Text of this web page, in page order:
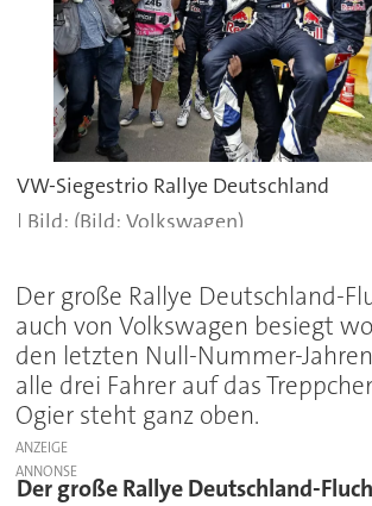
VW-Siegestrio Rallye Deutschland
(Bild: Volkswagen)
Der große Rallye Deutschland-
auch von Volkswagen besiegt
den letzten Null-Nummer-
alle drei Fahrer auf das
Ogier steht ganz oben.
ANZEIGE
Der große Rallye Deutschland-